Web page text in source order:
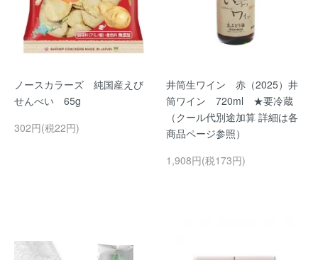
ノースカラーズ 純国産えび
せんべい 65g
302円(税22円)
井筒生ワイン 赤（2025）井
筒ワイン 720ml ★要冷蔵
（クール代別途加算 詳細は各
商品ページ参照）
1,908円(税173円)